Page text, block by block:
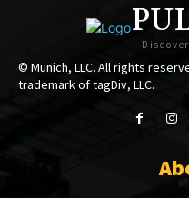
© Munich, LLC. All rights
trademark of tagDiv, LLC.